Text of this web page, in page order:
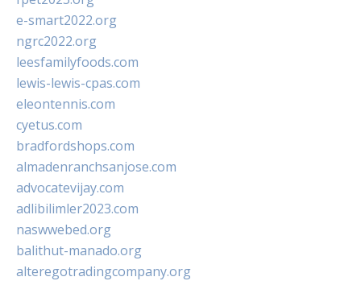
e-smart2022.org
ngrc2022.org
leesfamilyfoods.com
lewis-lewis-cpas.com
eleontennis.com
cyetus.com
bradfordshops.com
almadenranchsanjose.com
advocatevijay.com
adlibilimler2023.com
naswwebed.org
balithut-manado.org
alteregotradingcompany.org